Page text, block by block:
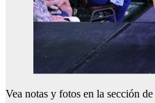
Vea notas y fotos en la sección de